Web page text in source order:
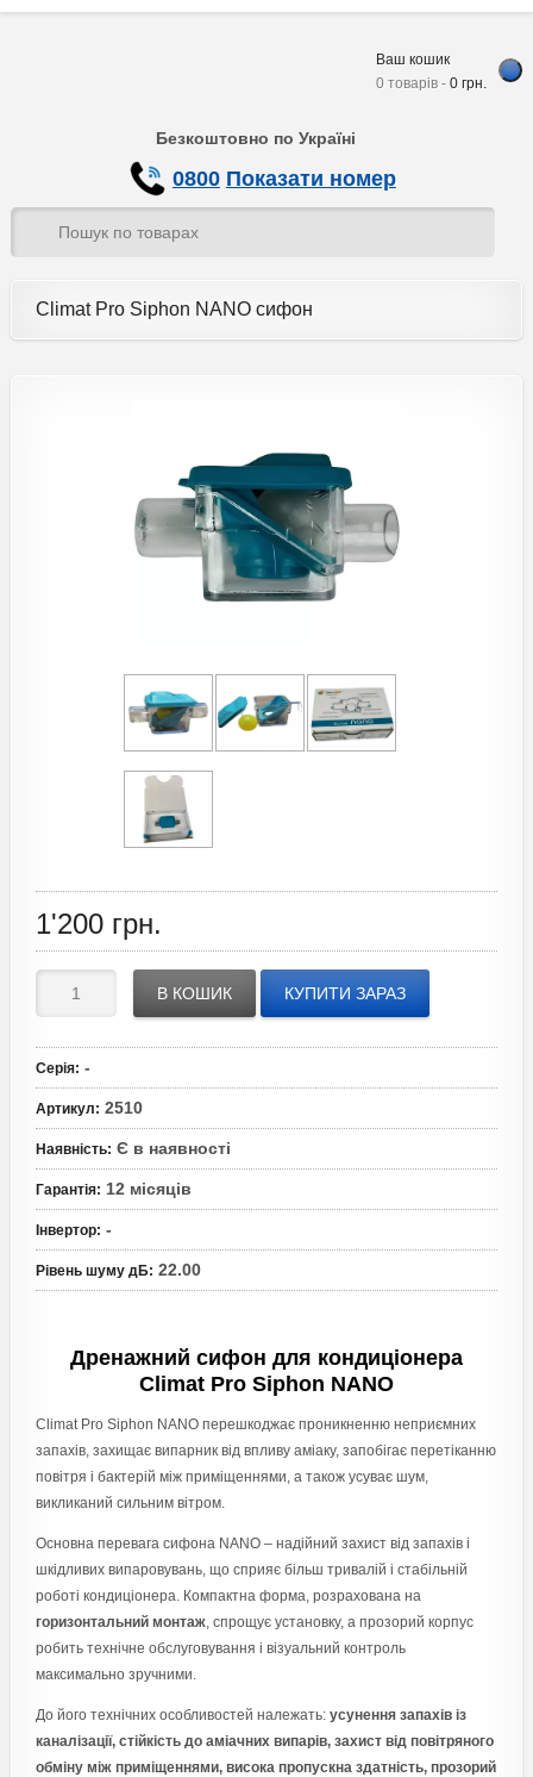
Ваш кошик
0 товарів -0 грн.
Безкоштовно по Україні
0800 Показати номер
Climat Pro Siphon NANO сифон
1'200грн.
В КОШИК КУПИТИ ЗАРАЗ
Серія: -
Артикул: 2510
Наявність: Є в наявності
Гарантія: 12 місяців
Інвертор: -
Рівень шуму дБ: 22.00
Дренажний сифон для кондиціонера
Climat Pro Siphon NANO
Climat Pro Siphon NANO перешкоджає проникненню неприємних
запахів, захищає випарник від впливу аміаку, запобігає перетіканню
повітря і бактерій між приміщеннями, а також усуває шум,
викликаний сильним вітром.
Основна перевага сифона NANO – надійний захист від запахів і
шкідливих випаровувань, що сприяє більш тривалій і стабільній
роботі кондиціонера. Компактна форма, розрахована на
горизонтальний монтаж, спрощує установку, а прозорий корпус
робить технічне обслуговування і візуальний контроль
максимально зручними.
До його технічних особливостей належать: усунення запахів із
каналізації, стійкість до аміачних випарів, захист від повітряного
обміну між приміщеннями, висока пропускна здатність, прозорий